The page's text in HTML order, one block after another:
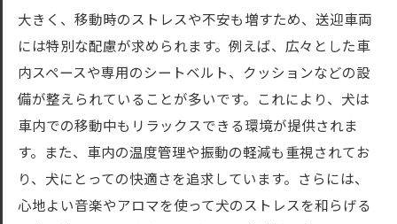
大きく、移動時のストレスや不安も増すため、送迎車両
には特別な配慮が求められます。例えば、広々とした車
内スペースや専用のシートベルト、クッションなどの設
備が整えられていることが多いです。これにより、犬は
車内での移動中もリラックスできる環境が提供されま
す。また、車内の温度管理や振動の軽減も重視されてお
り、犬にとっての快適さを追求しています。さらには、
心地よい音楽やアロマを使って犬のストレスを和らげる